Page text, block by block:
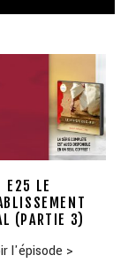
E25 LE
(PARTIE 3)
l'épisode >